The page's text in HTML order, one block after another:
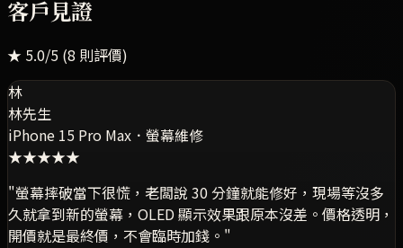
客戶見證
★ 5.0/5 (8 則評價)
林
林先生
iPhone 15 Pro Max ． 螢幕維修
★★★★★
"螢幕摔破當下很慌，老闆說 30 分鐘就能修好，現場等沒多
久就拿到新的螢幕，OLED 顯示效果跟原本沒差。價格透明，
開價就是最終價，不會臨時加錢。 "